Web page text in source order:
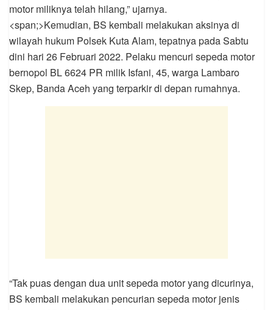
motor miliknya telah hilang,” ujarnya.
<span;>Kemudian, BS kembali melakukan aksinya di
wilayah hukum Polsek Kuta Alam, tepatnya pada Sabtu
dini hari 26 Februari 2022. Pelaku mencuri sepeda motor
bernopol BL 6624 PR milik Isfani, 45, warga Lambaro
Skep, Banda Aceh yang terparkir di depan rumahnya.
“Tak puas dengan dua unit sepeda motor yang dicurinya,
BS kembali melakukan pencurian sepeda motor jenis